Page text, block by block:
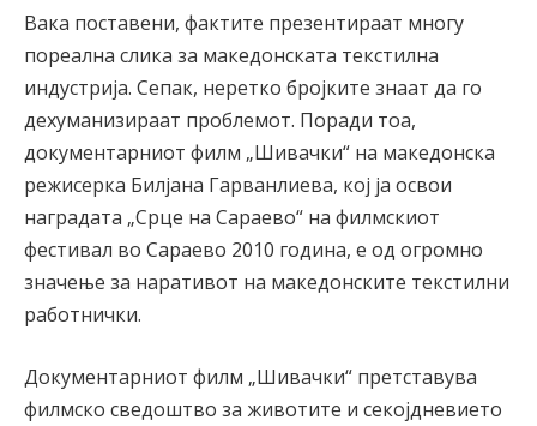
Вака поставени, фактите презентираат многу
пореална слика за македонската текстилна
индустрија. Сепак, неретко бројките знаат да го
дехуманизираат проблемот. Поради тоа,
документарниот филм „Шивачки“ на македонска
режисерка Билјана Гарванлиева, кој ја освои
наградата „Срце на Сараево“ на филмскиот
фестивал во Сараево 2010 година, е од огромно
значење за наративот на македонските текстилни
работнички.
Документарниот филм „Шивачки“ претставува
филмско сведоштво за животите и секојдневието